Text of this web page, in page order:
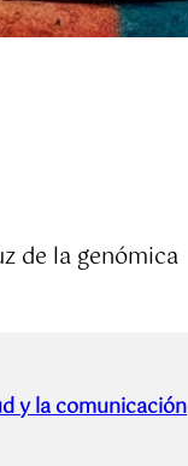
de la genómica
y la comunicación